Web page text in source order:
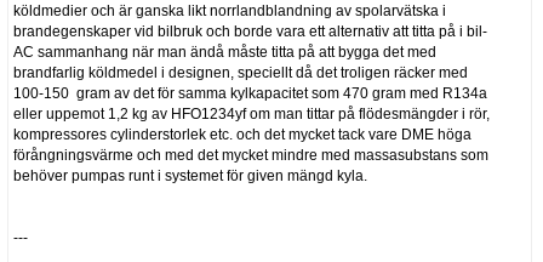
köldmedier och är ganska likt norrlandblandning av spolarvätska i
brandegenskaper vid bilbruk och borde vara ett alternativ att titta på i bil-
AC sammanhang när man ändå måste titta på att bygga det med
brandfarlig köldmedel i designen, speciellt då det troligen räcker med
100-150 gram av det för samma kylkapacitet som 470 gram med R134a
eller uppemot 1,2 kg av HFO1234yf om man tittar på flödesmängder i rör,
kompressores cylinderstorlek etc. och det mycket tack vare DME höga
förångningsvärme och med det mycket mindre med massasubstans som
behöver pumpas runt i systemet för given mängd kyla.
---